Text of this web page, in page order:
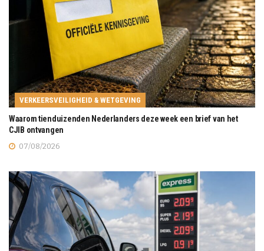
VERKEERSVEILIGHEID & WETGEVING
Waarom tienduizenden Nederlanders deze week een brief van het
CJIB ontvangen
07/08/2026